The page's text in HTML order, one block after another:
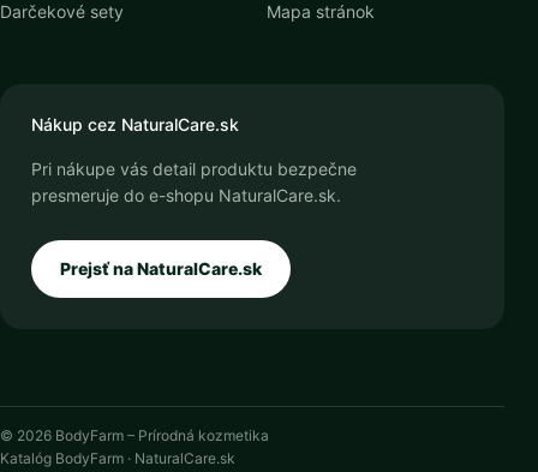
Darčekové sety
Mapa stránok
Nákup cez NaturalCare.sk
Pri nákupe vás detail produktu bezpečne
presmeruje do e-shopu NaturalCare.sk.
Prejsť na NaturalCare.sk
© 2026 BodyFarm – Prírodná kozmetika
Katalóg BodyFarm · NaturalCare.sk